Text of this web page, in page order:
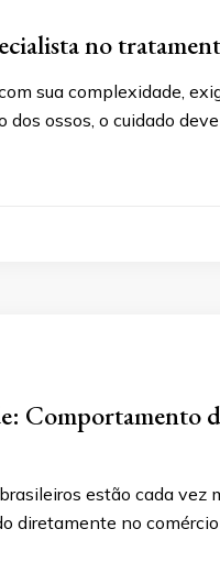
no
sua complexidade,
dos ossos, o cuidado
Comportamento
estão cada vez
diretamente no